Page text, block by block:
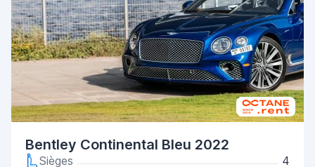
Bentley Continental Bleu 2022
Sièges
4